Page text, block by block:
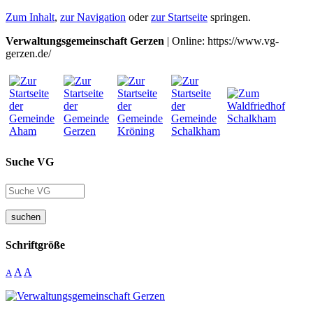
Zum Inhalt, zur Navigation oderzur Startseite springen.
Verwaltungsgemeinschaft Gerzen | Online: https://www.vg-
gerzen.de/
Suche VG
suchen
Schriftgröße
A A A